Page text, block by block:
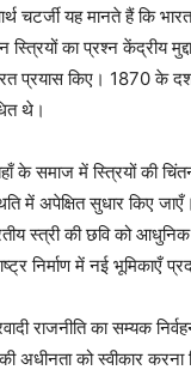
चटर्जी यह मानते हैं कि
का प्रश्न केंद्रीय
प्रयास किए। 1870 के
थे।
समाज में स्त्रियों की
में अपेक्षित सुधार किए
स्त्री की छवि को
निर्माण में नई भूमिकाएँ
राजनीति का सम्यक
अधीनता को स्वीकार